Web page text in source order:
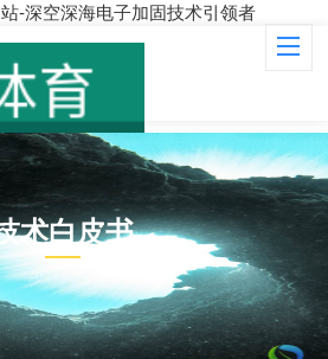
-深空深海电子加固技术引领者
术白皮书
ARTICLE